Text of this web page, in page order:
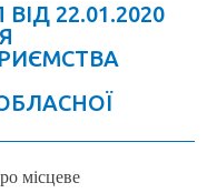
22.01.2020
місцеве